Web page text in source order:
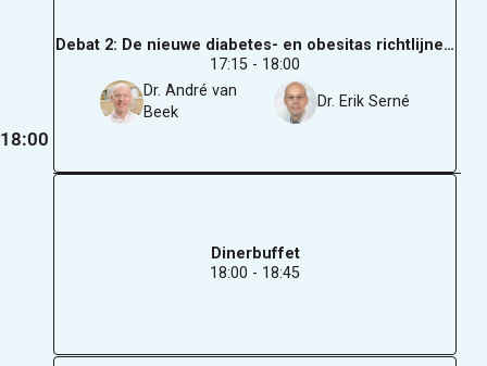
18:00
Debat 2: De nieuwe diabetes- en obesitas richtlijnen
17:15 - 18:00
Dr. André van
Beek
Dr. Erik Serné
Dinerbuffet
18:00 - 18:45